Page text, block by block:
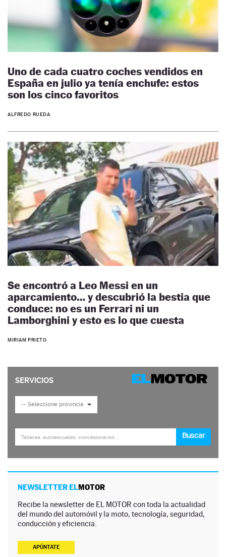
Uno de cada cuatro coches vendidos en
España en julio ya tenía enchufe: estos
son los cinco favoritos
ALFREDO RUEDA
Se encontró a Leo Messi en un
aparcamiento… y descubrió la bestia que
conduce: no es un Ferrari ni un
Lamborghini y esto es lo que cuesta
MIRIAM PRIETO
NEWSLETTER ELMOTOR
Recibe la newsletter de EL MOTOR con toda la actualidad
del mundo del automóvil y la moto, tecnología, seguridad,
conducción y eficiencia.
APÚNTATE